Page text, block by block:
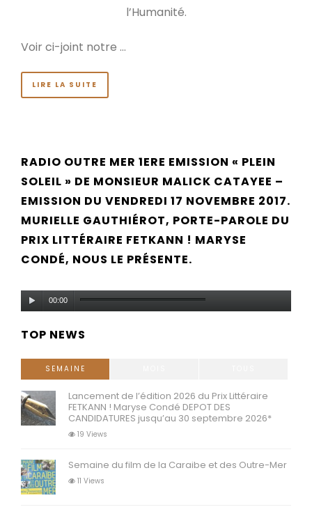
l’Humanité.
Voir ci-joint notre …
LIRE LA SUITE
RADIO OUTRE MER 1ERE EMISSION « PLEIN
SOLEIL » DE MONSIEUR MALICK CATAYEE –
EMISSION DU VENDREDI 17 NOVEMBRE 2017.
MURIELLE GAUTHIÉROT, PORTE-PAROLE DU
PRIX LITTÉRAIRE FETKANN ! MARYSE
CONDÉ, NOUS LE PRÉSENTE.
Lecteur00:00
TOP NEWS
SEMAINE
Lancement de l’édition 2026 du Prix Littéraire
FETKANN ! Maryse Condé DEPOT DES
CANDIDATURES jusqu’au 30 septembre 2026*
19 Views
Semaine du film de la Caraibe et des Outre-Mer
11 Views